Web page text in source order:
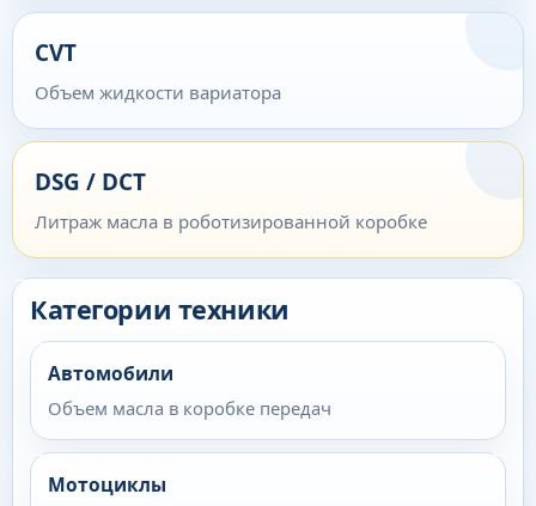
CVT
Объем жидкости вариатора
DSG / DCT
Литраж масла в роботизированной коробке
Категории техники
Автомобили
Объем масла в коробке передач
Мотоциклы